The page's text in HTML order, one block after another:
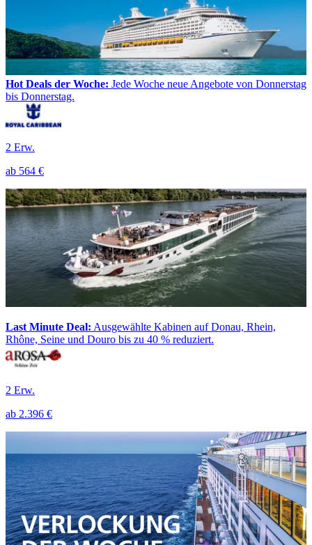
Hot Deals der Woche: Jede Woche neue Angebote von Donnerstag
bis Donnerstag.
2 Erw.
ab 564 €
Last Minute Deal: Ausgewählte Kabinen auf Donau, Rhein,
Rhône, Seine und Douro bis zu 40 % reduziert.
2 Erw.
ab 2.396 €